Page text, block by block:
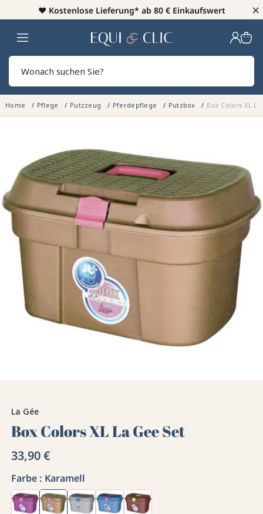
♥️ Kostenlose Lieferung* ab 80 € Einkaufswert ×
Heim
Home Pflege Putzzeug Pferdepflege Putzbox Box Colors XL
La Gée
Box Colors XL La Gee Set
33,90 €
Farbe : Karamell